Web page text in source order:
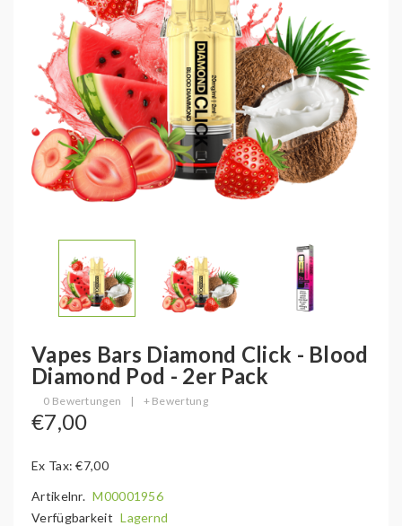
Vapes Bars Diamond Click - Blood
Diamond Pod - 2er Pack
0 Bewertungen | + Bewertung
€7,00
Ex Tax: €7,00
Artikelnr. M00001956
Verfügbarkeit Lagernd